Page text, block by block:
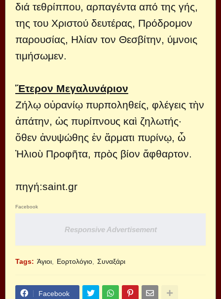
διά τεθρίππου, αρπαγέντα από της γής,
της του Xριστού δευτέρας, Πρόδρομον
παρουσίας, Hλίαν τον Θεσβίτην, ύμνοις
τιμήσωμεν.
Ἕτερον Μεγαλυνάριον
Ζήλῳ οὐρανίῳ πυρποληθείς, φλέγεις τὴν
ἀπάτην, ὡς πυρίπνους καὶ ζηλωτής·
ὅθεν ἀνυψώθης ἐν ἅρματι πυρίνῳ, ὦ
Ἠλιοὺ Προφῆτα, πρὸς βίον ἄφθαρτον.
πηγή:saint.gr
Facebook
Responsive Advertisement
Tags: Άγιοι Εορτολόγιο Συναξάρι
Facebook